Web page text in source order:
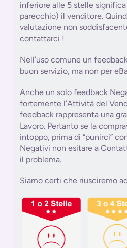
inferiore alle 5 stelle
parecchio) il venditore.
valutazione non
contattarci !
Nell’uso comune un
buon servizio, ma non per
Anche un solo feedback
fortemente l’Attività del
feedback rappresenta una
Lavoro. Pertanto se la
intoppo, prima di “punirci”
Negativi non esitare a
il problema.
Siamo certi che riusciremo